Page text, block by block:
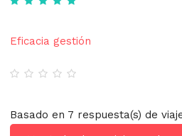
Eficacia gestión
Basado en 7 respuesta(s) de